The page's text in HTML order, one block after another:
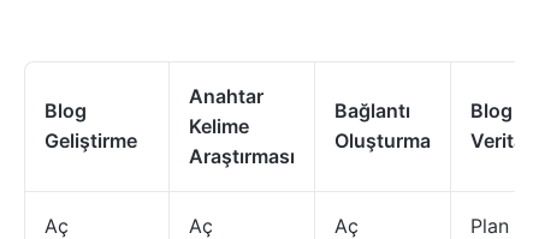
Blog
Geliştirme
Anahtar
Kelime
Araştırması
Bağlantı
Oluşturma
Blog
Aç Aç Aç Plan